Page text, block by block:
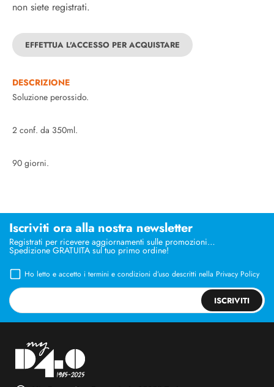
non siete registrati.
EFFETTUA L'ACCESSO PER ACQUISTARE
DESCRIZIONE
Soluzione perossido.
2 conf. da 350ml.
90 giorni.
Iscriviti ora alla nostra newsletter
Registrati per ricevere aggiornamenti sulle promozioni…
Spedizione GRATUITA sul tuo primo ordine!
Ho letto e accetto i termini e condizioni d’uso descritti nella Privacy Policy
ISCRIVITI